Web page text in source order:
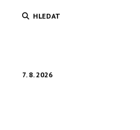
HLEDAT
7. 8. 2026